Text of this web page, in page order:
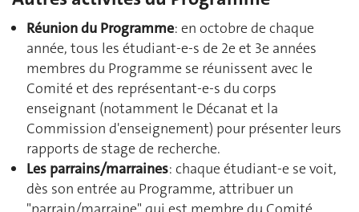
Réunion du Programme: en octobre de chaque
année, tous les étudiant-e-s de 2e et 3e années
membres du Programme se réunissent avec le
Comité et des représentant-e-s du corps
enseignant (notamment le Décanat et la
Commission d'enseignement) pour présenter leurs
rapports de stage de recherche.
Les parrains/marraines: chaque étudiant-e se voit,
dès son entrée au Programme, attribuer un